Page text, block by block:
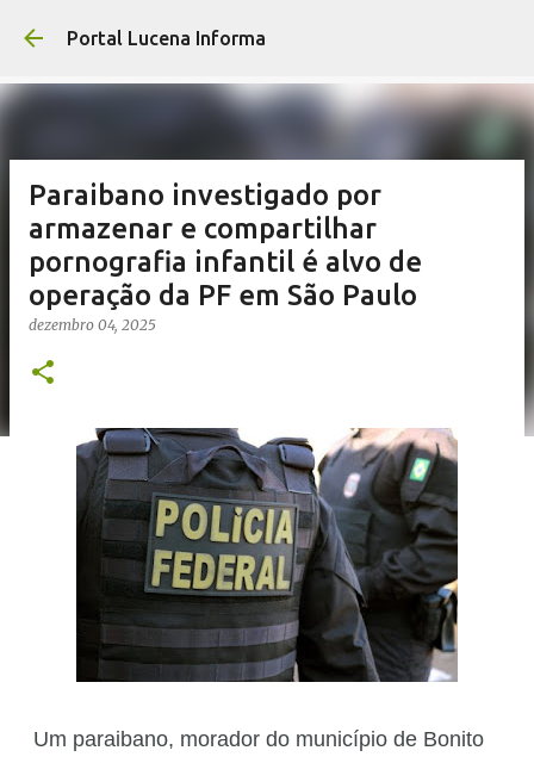
Portal Lucena Informa
Paraibano investigado por
armazenar e compartilhar
pornografia infantil é alvo de
operação da PF em São Paulo
dezembro 04, 2025
Um paraibano, morador do município de Bonito